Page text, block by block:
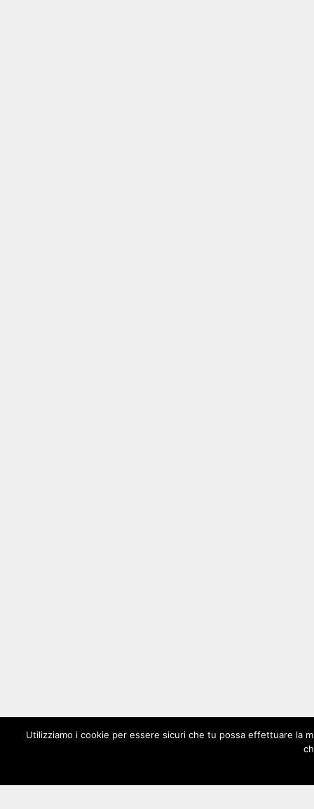
Utilizziamo i cookie per essere sicuri che tu possa effettuare la